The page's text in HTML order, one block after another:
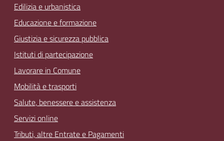
Edilizia e urbanistica
Educazione e formazione
Giustizia e sicurezza pubblica
Istituti di partecipazione
Lavorare in Comune
Mobilità e trasporti
Salute, benessere e assistenza
Servizi online
Tributi, altre Entrate e Pagamenti